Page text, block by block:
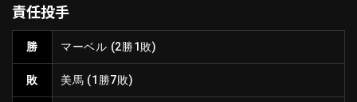
ファーム東地区
ファーム中地区
ファーム西地区
北海道日本ハムファイターズ
東北楽天ゴールデンイーグルス
埼玉西武ライオンズ
ニュース
責任投手
勝 マーベル (2勝1敗)
敗 美馬 (1勝7敗)